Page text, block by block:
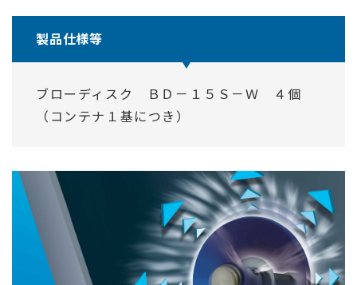
製品仕様等
ブローディスク ＢＤ－１５Ｓ－Ｗ ４個
（コンテナ１基につき）